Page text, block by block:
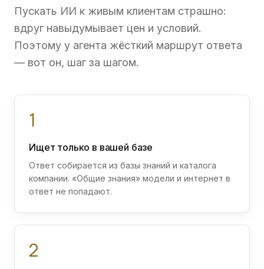
Пускать ИИ к живым клиентам страшно:
вдруг навыдумывает цен и условий.
Поэтому у агента жёсткий маршрут ответа
— вот он, шаг за шагом.
1
Ищет только в вашей базе
Ответ собирается из базы знаний и каталога
компании. «Общие знания» модели и интернет в
ответ не попадают.
2